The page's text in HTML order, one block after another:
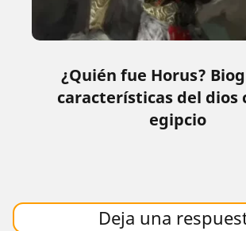
¿Quién fue Horus?
características del dios
egipcio
Deja una